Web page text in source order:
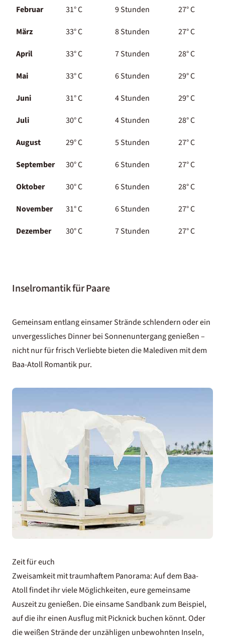
Februar 31° C 9 Stunden
27° C
März
33° C 8 Stunden
27° C
April
33° C 7 Stunden
28° C
Mai
33° C 6 Stunden
29° C
Juni
31° C 4 Stunden
29° C
Juli
30° C 4 Stunden
28° C
August
29° C 5 Stunden
27° C
September
30° C 6 Stunden
27° C
Oktober
30° C 6 Stunden
28° C
November
31° C 6 Stunden
27° C
Dezember
30° C 7 Stunden 27° C
Inselromantik für Paare
Gemeinsam entlang einsamer Strände schlendern oder ein
unvergessliches Dinner bei Sonnenuntergang genießen –
nicht nur für frisch Verliebte bieten die Malediven mit dem
Baa-Atoll Romantik pur.
Zeit für euch
Zweisamkeit mit traumhaftem Panorama: Auf dem Baa-
Atoll findet ihr viele Möglichkeiten, eure gemeinsame
Auszeit zu genießen. Die einsame Sandbank zum Beispiel,
auf die ihr einen Ausflug mit Picknick buchen könnt. Oder
die weißen Strände der unzähligen unbewohnten Inseln,